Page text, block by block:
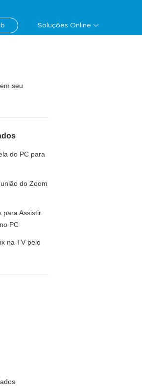
Soluções Online
seu
do PC para
do Zoom
para Assistir
PC
na TV pelo